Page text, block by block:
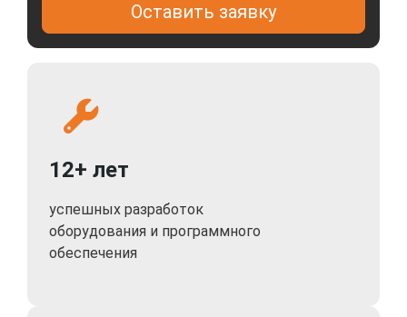
Оставить заявку
12+ лет
успешных разработок
оборудования и программного
обеспечения